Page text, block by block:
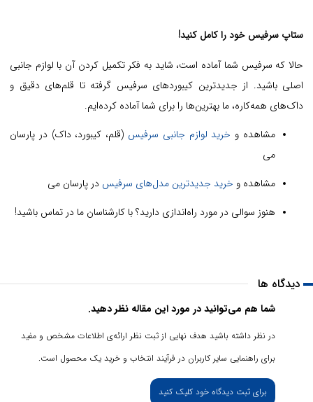
ستاپ سرفیس خود را کامل کنید!
حالا که سرفیس شما آماده است، شاید به فکر تکمیل کردن آن با لوازم جانبی
اصلی باشید. از جدیدترین کیبوردهای سرفیس گرفته تا قلم‌های دقیق و
داک‌های همه‌کاره، ما بهترین‌ها را برای شما آماده کرده‌ایم.
مشاهده و خرید لوازم جانبی سرفیس (قلم، کیبورد، داک) در پارسان
می
مشاهده و خرید جدیدترین مدل‌های سرفیس در پارسان می
هنوز سوالی در مورد راه‌اندازی دارید؟ با کارشناسان ما در تماس باشید!
دیدگاه ها
شما هم می‌توانید در مورد این مقاله نظر دهید.
در نظر داشته باشید هدف نهایی از ثبت نظر ارائه‌ی اطلاعات مشخص و مفید
برای راهنمایی سایر کاربران در فرآیند انتخاب و خرید یک محصول است.
برای ثبت دیدگاه خود کلیک کنید